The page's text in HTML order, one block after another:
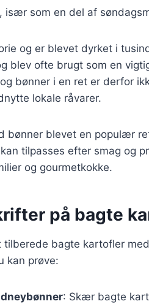
især som en del af
og er blevet dyrket i
blev ofte brugt som en
bønner i en ret er derfor
lokale råvarer.
bønner blevet en populær
tilpasses efter smag og
og gourmetkokke.
på bagte
tilberede bagte kartofler
kan prøve:
: Skær bagte